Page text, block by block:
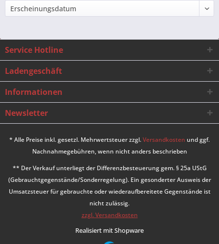
Service Hotline
Ladengeschäft
Informationen
Newsletter
* Alle Preise inkl. gesetzl. Mehrwertsteuer zzgl.Versandkosten und ggf.
Nachnahmegebühren, wenn nicht anders beschrieben
** Der Verkauf unterliegt der Differenzbesteuerung gem. § 25a UStG
(Gebrauchtgegenstände/Sonderregelung). Ein gesonderter Ausweis der
Umsatzsteuer für gebrauchte oder wiederaufbereitete Gegenstände ist
nicht zulässig.
zzgl. Versandkosten
Realisiert mit Shopware